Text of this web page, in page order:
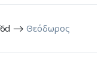
⟶ Θεόδωρος